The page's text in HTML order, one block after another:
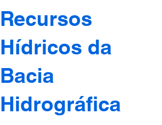
Recursos
Hídricos da
Bacia
Hidrográfica